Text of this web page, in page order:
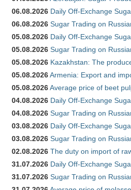
06.08.2026 Daily Off-Exchange
06.08.2026 Sugar Trading on
05.08.2026 Daily Off-Exchange
05.08.2026 Sugar Trading on
05.08.2026 Kazakhstan: The
05.08.2026Armenia: Export and
05.08.2026Average price of beet
04.08.2026 Daily Off-Exchange
04.08.2026 Sugar Trading on
03.08.2026 Daily Off-Exchange
03.08.2026 Sugar Trading on
02.08.2026 The duty on import of
31.07.2026 Daily Off-Exchange
31.07.2026 Sugar Trading on